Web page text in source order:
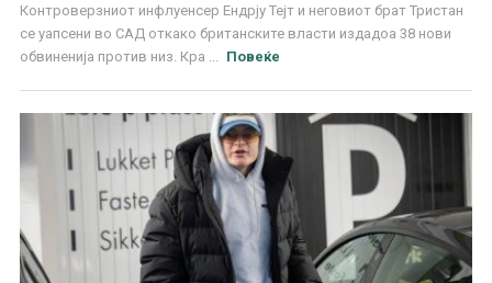
Контроверзниот инфлуенсер Ендрју Тејт и неговиот брат Тристан
се уапсени во САД откако британските власти издадоа 38 нови
обвиненија против низ. Кра ...
Повеќе